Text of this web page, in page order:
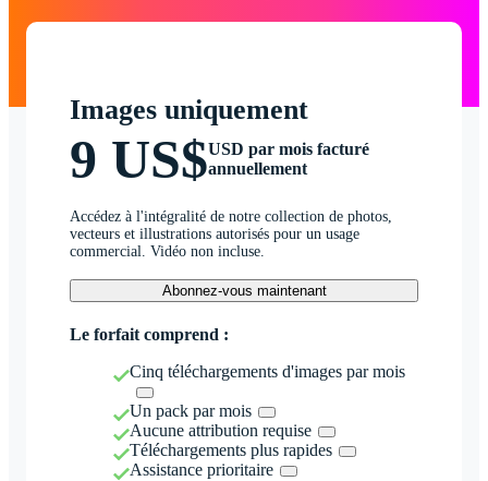
Images uniquement
9 US$USD par mois facturé
annuellement
Accédez à l'intégralité de notre collection de photos,
vecteurs et illustrations autorisés pour un usage
commercial. Vidéo non incluse.
Abonnez-vous maintenant
Le forfait comprend :
Cinq téléchargements d'images par mois
Un pack par mois
Aucune attribution requise
Téléchargements plus rapides
Assistance prioritaire